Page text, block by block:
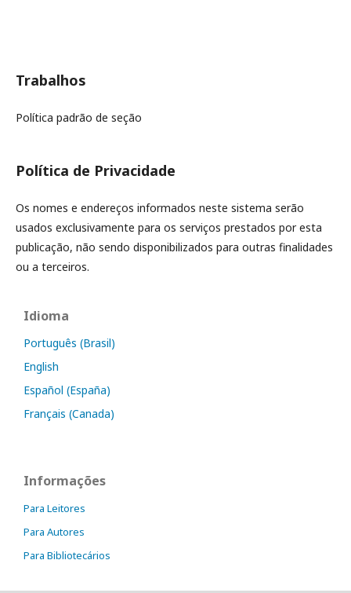
Trabalhos
Política padrão de seção
Política de Privacidade
Os nomes e endereços informados neste sistema serão
usados exclusivamente para os serviços prestados por esta
publicação, não sendo disponibilizados para outras finalidades
ou a terceiros.
Idioma
Português (Brasil)
English
Español (España)
Français (Canada)
Informações
Para Leitores
Para Autores
Para Bibliotecários